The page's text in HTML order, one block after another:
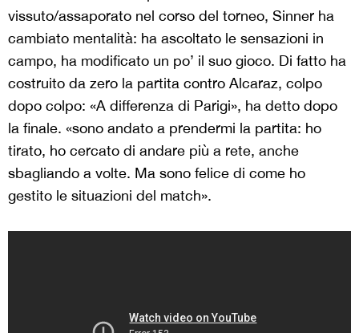
vissuto/assaporato nel corso del torneo, Sinner ha
cambiato mentalità: ha ascoltato le sensazioni in
campo, ha modificato un po’ il suo gioco. Di fatto ha
costruito da zero la partita contro Alcaraz, colpo
dopo colpo: «A differenza di Parigi», ha detto dopo
la finale. «sono andato a prendermi la partita: ho
tirato, ho cercato di andare più a rete, anche
sbagliando a volte. Ma sono felice di come ho
gestito le situazioni del match».